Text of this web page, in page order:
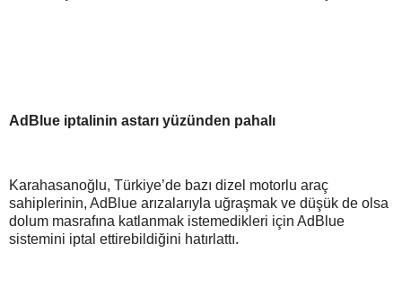
AdBlue iptalinin astarı yüzünden pahalı
Karahasanoğlu, Türkiye’de bazı dizel motorlu araç
sahiplerinin, AdBlue arızalarıyla uğraşmak ve düşük de olsa
dolum masrafına katlanmak istemedikleri için AdBlue
sistemini iptal ettirebildiğini hatırlattı.